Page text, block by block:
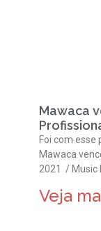
Mawaca
Foi com
Mawaca
2021 / Music
Veja